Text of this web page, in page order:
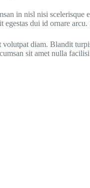
in nisl nisi
dui id ornare
diam. Blandit
sit amet nulla